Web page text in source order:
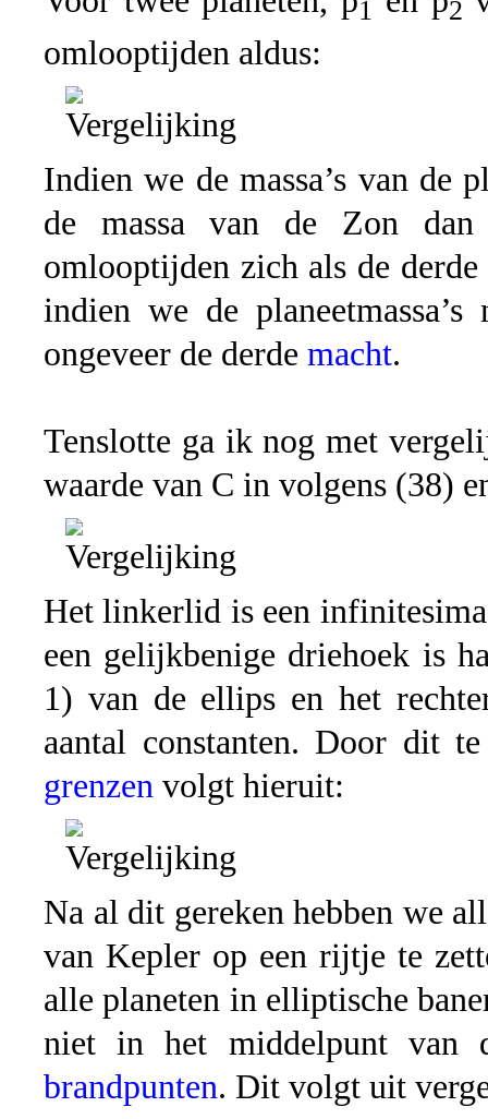
1 2
omlooptijden aldus:
Indien we de massa’s van de
de massa van de Zon
omlooptijden zich als de derde
indien we de
ongeveer de derde macht.
Tenslotte ga ik nog met
waarde van C in volgens (38)
Het linkerlid is een
een gelijkbenige driehoek is
1) van de ellips en het
aantal constanten. Door dit
grenzen volgt hieruit:
Na al dit gereken hebben we
van Kepler op een rijtje te
alle planeten in elliptische
niet in het middelpunt van
brandpunten. Dit volgt uit